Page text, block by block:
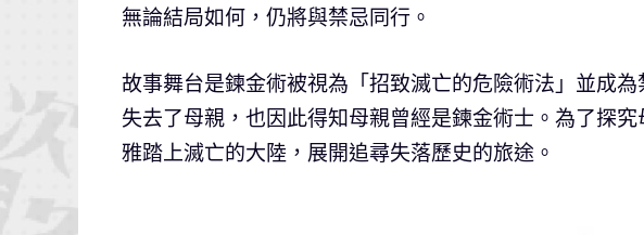
無論結局如何，仍將與禁忌同行。
故事舞台是鍊金術被視為「招致滅亡的危險術法」並成
失去了母親，也因此得知母親曾經是鍊金術士。為了探
雅踏上滅亡的大陸，展開追尋失落歷史的旅途。